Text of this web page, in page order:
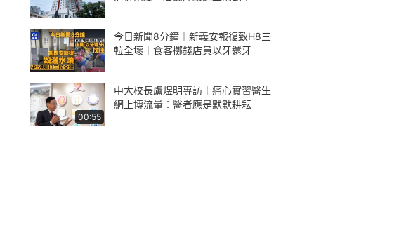
今日新聞8分鐘｜新義安報復致H8三
𨋢全壞｜食客擲錢店員以牙還牙
00:55
中大校長盧煜明專訪｜痛心實習醫生
網上博流量：醫者應是默默耕耘